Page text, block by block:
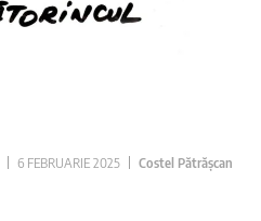
6 FEBRUARIE 2025 Costel Pătrășcan